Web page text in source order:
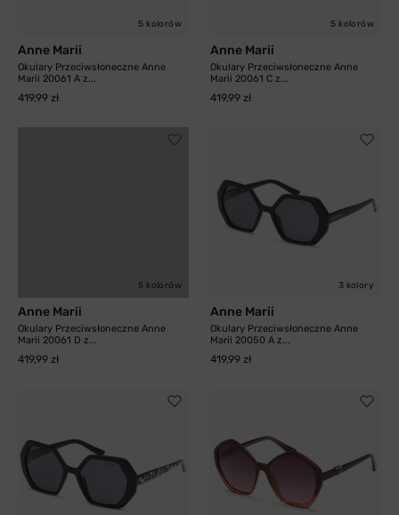
5 kolorów
Anne Marii
Okulary Przeciwsłoneczne Anne
Marii 20061 A z...
419,99 zł
5 kolorów
Anne Marii
Okulary Przeciwsłoneczne Anne
Marii 20061 C z...
419,99 zł
5 kolorów
Anne Marii
Okulary Przeciwsłoneczne Anne
Marii 20061 D z...
419,99 zł
3 kolory
Anne Marii
Okulary Przeciwsłoneczne Anne
Marii 20050 A z...
419,99 zł